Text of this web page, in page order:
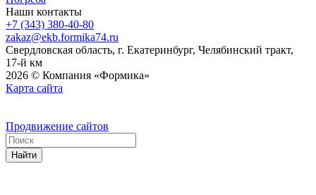
Наши контакты
+7 (343) 380-40-80
zakaz@ekb.formika74.ru
Свердловская область, г. Екатеринбург, Челябинский тракт,
17-й км
2026 © Компания «Формика»
Карта сайта
Продвижение сайтов
Найти